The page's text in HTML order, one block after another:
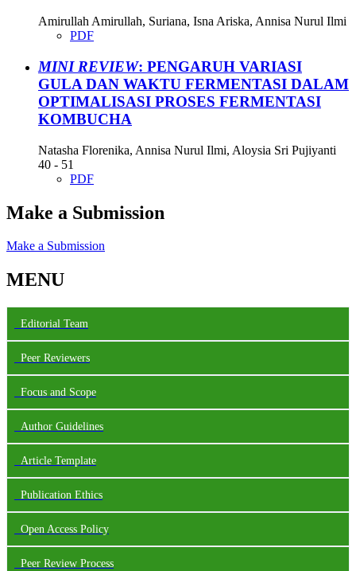
Amirullah Amirullah, Suriana, Isna Ariska, Annisa Nurul Ilmi
PDF
MINI REVIEW: PENGARUH VARIASI
GULA DAN WAKTU FERMENTASI DALAM
OPTIMALISASI PROSES FERMENTASI
KOMBUCHA
Natasha Florenika, Annisa Nurul Ilmi, Aloysia Sri Pujiyanti
40 - 51
PDF
Make a Submission
Make a Submission
MENU
Editorial Team
Peer Reviewers
Focus and Scope
Author Guidelines
Article Template
Publication Ethics
Open Access Policy
Peer Review Process